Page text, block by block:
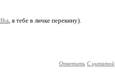
, я тебе в личке перекину).
Ответить С цитатой